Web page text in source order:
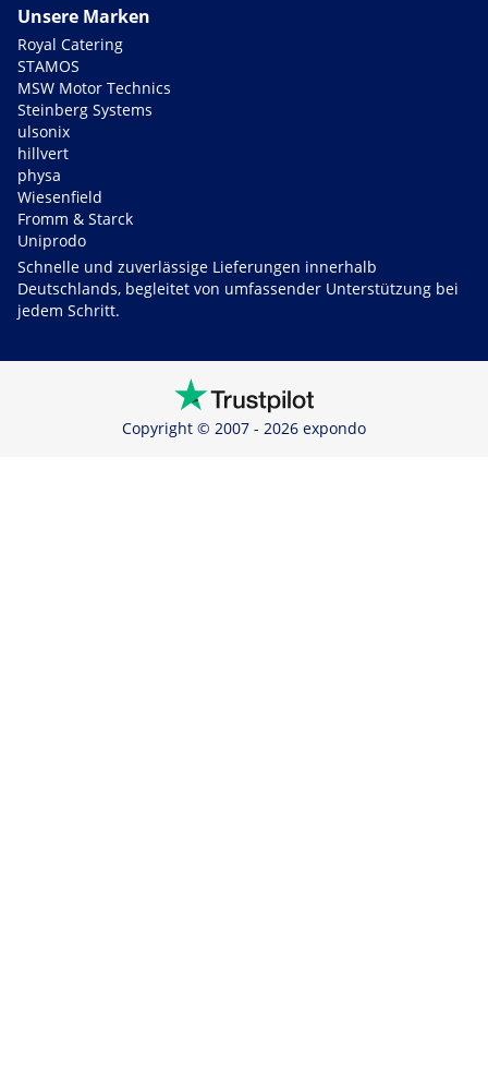
Unsere Marken
Royal Catering
STAMOS
MSW Motor Technics
Steinberg Systems
ulsonix
hillvert
physa
Wiesenfield
Fromm & Starck
Uniprodo
Schnelle und zuverlässige Lieferungen innerhalb
Deutschlands, begleitet von umfassender Unterstützung bei
jedem Schritt.
Copyright © 2007 - 2026 expondo